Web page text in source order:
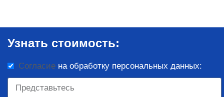
Узнать стоимость:
Согласие на обработку персональных данных: